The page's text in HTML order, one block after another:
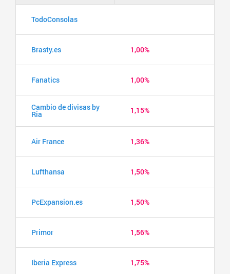
TodoConsolas
Brasty.es 1,00%
Fanatics 1,00%
Cambio de divisas by
Ria 1,15%
Air France 1,36%
Lufthansa 1,50%
PcExpansion.es 1,50%
Primor 1,56%
Iberia Express 1,75%